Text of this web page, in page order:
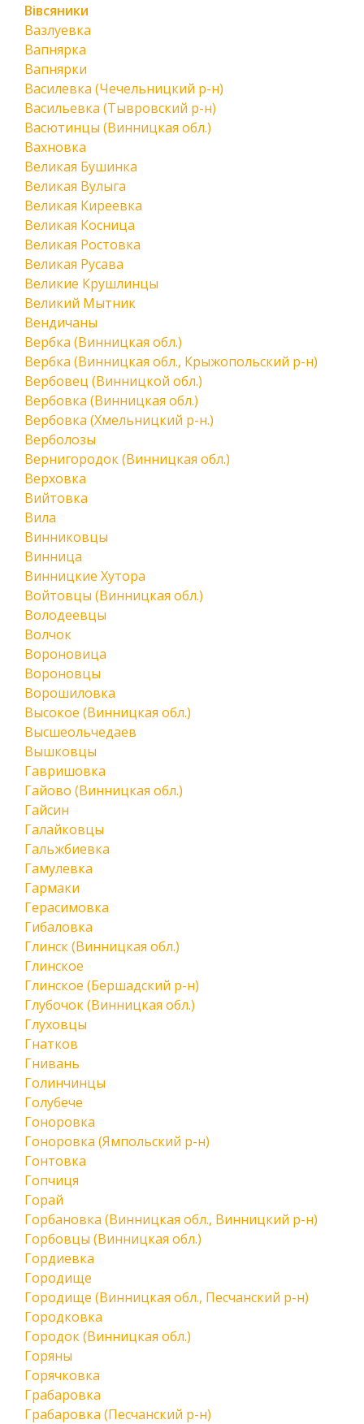
Вівсяники
Вазлуевка
Вапнярка
Вапнярки
Василевка (Чечельницкий р-н)
Васильевка (Тывровский р-н)
Васютинцы (Винницкая обл.)
Вахновка
Великая Бушинка
Великая Вулыга
Великая Киреевка
Великая Косница
Великая Ростовка
Великая Русава
Великие Крушлинцы
Великий Мытник
Вендичаны
Вербка (Винницкая обл.)
Вербка (Винницкая обл., Крыжопольский р-н)
Вербовец (Винницкой обл.)
Вербовка (Винницкая обл.)
Вербовка (Хмельницкий р-н.)
Верболозы
Вернигородок (Винницкая обл.)
Верховка
Вийтовка
Вила
Винниковцы
Винница
Винницкие Хутора
Войтовцы (Винницкая обл.)
Володеевцы
Волчок
Вороновица
Вороновцы
Ворошиловка
Высокое (Винницкая обл.)
Высшеольчедаев
Вышковцы
Гавришовка
Гайово (Винницкая обл.)
Гайсин
Галайковцы
Гальжбиевка
Гамулевка
Гармаки
Герасимовка
Гибаловка
Глинск (Винницкая обл.)
Глинское
Глинское (Бершадский р-н)
Глубочок (Винницкая обл.)
Глуховцы
Гнатков
Гнивань
Голинчинцы
Голубече
Гоноровка
Гоноровка (Ямпольский р-н)
Гонтовка
Гопчиця
Горай
Горбановка (Винницкая обл., Винницкий р-н)
Горбовцы (Винницкая обл.)
Гордиевка
Городище
Городище (Винницкая обл., Песчанский р-н)
Городковка
Городок (Винницкая обл.)
Горяны
Горячковка
Грабаровка
Грабаровка (Песчанский р-н)